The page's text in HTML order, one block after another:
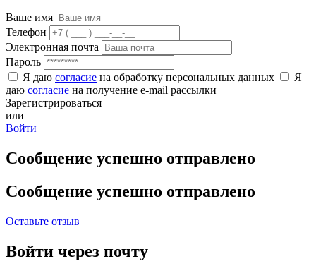
Ваше имя
Телефон
Электронная почта
Пароль
Я даю согласие на обработку персональных данных
Я
даю согласие на получение e-mail рассылки
Зарегистрироваться
или
Войти
Сообщение успешно отправлено
Сообщение успешно отправлено
Оставьте отзыв
Войти через почту